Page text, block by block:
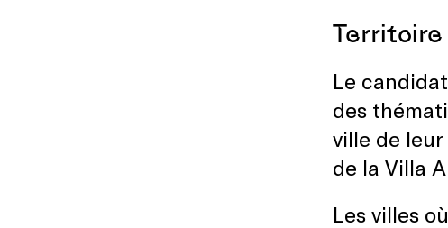
Le
des
ville de
de la Villa
Les villes